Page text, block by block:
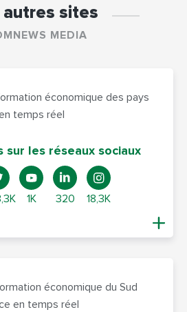
autres sites
MEDIA
économique des pays
temps réel
sur les réseaux sociaux
1K 320 18,3K
économique du Sud
en temps réel